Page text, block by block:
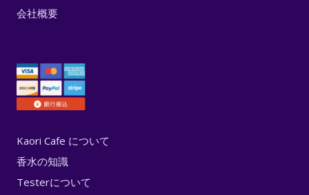
会社概要
Kaori Cafe について
香水の知識
Testerについて